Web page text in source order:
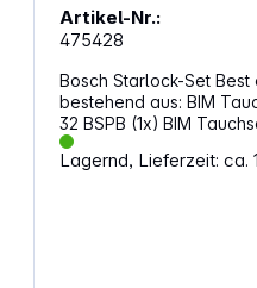
Artikel-Nr.:
475428
Bosch Starlock-Set
bestehend aus: BIM Tauchsägeblatt Hard Wood AIZ
32 BSPB (1x) BIM Tauchsägeblatt Wood and Metal
AIZ 32 APB (1x) BIM Segmentsägeblatt Wood and
Metal ACZ 85 EB (1x) Carbide Tauchsägeblatt
Lagernd, Lieferzeit: ca.